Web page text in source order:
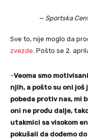
— Sportska
Sve to, nije moglo da
zvezde . Pošto se 2.
–Veoma smo
njih, a pošto su oni još
pobeda protiv nas, mi
oni ne prođu dalje,
utakmici sa visokom
pokušali da dođemo